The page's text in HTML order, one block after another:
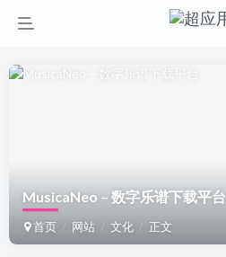
MusicaNeo – 数字乐谱下载平台
首页 网站 文化 正文